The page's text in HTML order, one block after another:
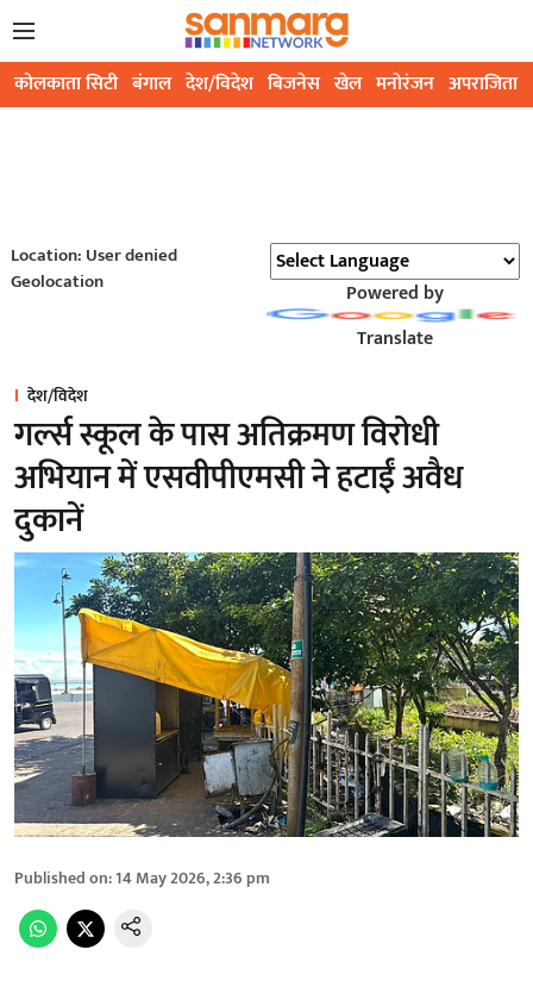
कोलकाता सिटी बंगाल देश/विदेश बिजनेस खेल मनोरंजन अपराजिता
Location: User denied
Geolocation
Powered by
Translate
देश/विदेश
गर्ल्स स्कूल के पास अतिक्रमण विरोधी
अभियान में एसवीपीएमसी ने हटाईं अवैध
दुकानें
Published on:14 May 2026, 2:36 pm